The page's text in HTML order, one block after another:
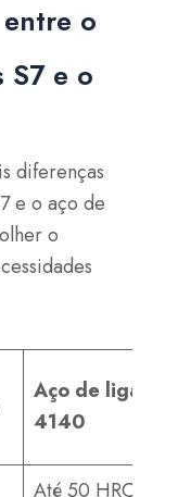
o
S7 e o
diferenças
e o aço de
o
Aço de liga
4140
Até 50 HRC